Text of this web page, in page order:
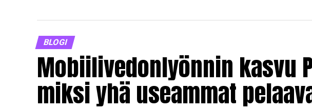
BLOGI
Mobiilivedonlyönnin kasvu
miksi yhä useammat